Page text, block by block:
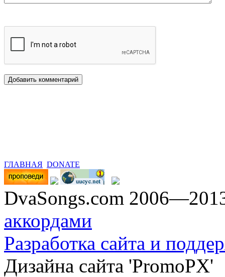
ГЛАВНАЯ DONATE
DvaSongs.com
аккордами
Разработка сайта и
Дизайна сайта 'PromoPX'